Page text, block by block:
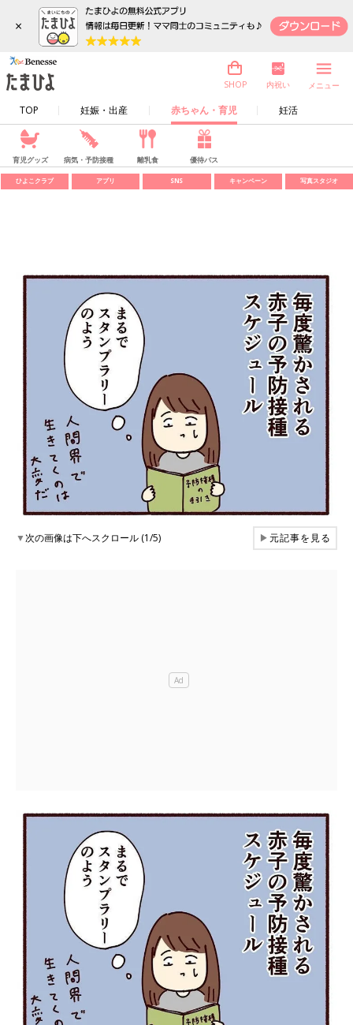
×
TOP 妊娠・出産 赤ちゃん・育児 妊活
SHOP 内祝い メニュー
育児グッズ 病気・予防接種 離乳食 優待パス
ひよこクラブ アプリ SNS キャンペーン 写真スタジオ
▼次の画像は下へスクロール (1/5) ▶元記事を見る